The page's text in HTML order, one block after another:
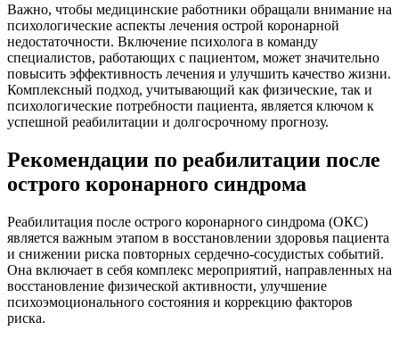
Важно, чтобы медицинские работники обращали внимание на
психологические аспекты лечения острой коронарной
недостаточности. Включение психолога в команду
специалистов, работающих с пациентом, может значительно
повысить эффективность лечения и улучшить качество жизни.
Комплексный подход, учитывающий как физические, так и
психологические потребности пациента, является ключом к
успешной реабилитации и долгосрочному прогнозу.
Рекомендации по реабилитации после
острого коронарного синдрома
Реабилитация после острого коронарного синдрома (ОКС)
является важным этапом в восстановлении здоровья пациента
и снижении риска повторных сердечно-сосудистых событий.
Она включает в себя комплекс мероприятий, направленных на
восстановление физической активности, улучшение
психоэмоционального состояния и коррекцию факторов
риска.